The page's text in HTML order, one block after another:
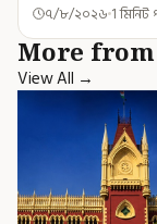
৭/৮/২০২৬ 1 মিনিট
More from
View All →